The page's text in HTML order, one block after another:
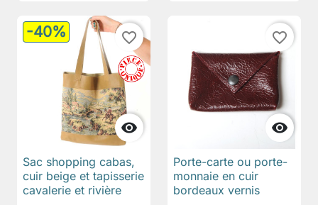
-40%

favorite_border
Sac shopping cabas,
cuir beige et tapisserie
cavalerie et rivière

favorite_border
Porte-carte ou porte-
monnaie en cuir
bordeaux vernis